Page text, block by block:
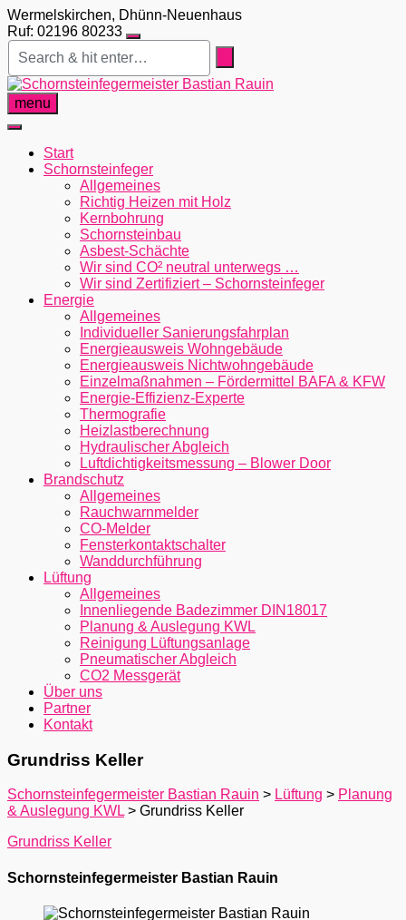
Skip
to
content
Wermelskirchen, Dhünn-Neuenhaus
Ruf: 02196 80233
menu
Start
Schornsteinfeger
Allgemeines
Richtig Heizen mit Holz
Kernbohrung
Schornsteinbau
Asbest-Schächte
Wir sind CO² neutral unterwegs …
Wir sind Zertifiziert – Schornsteinfeger
Energie
Allgemeines
Individueller Sanierungsfahrplan
Energieausweis Wohngebäude
Energieausweis Nichtwohngebäude
Einzelmaßnahmen – Fördermittel BAFA & KFW
Energie-Effizienz-Experte
Thermografie
Heizlastberechnung
Hydraulischer Abgleich
Luftdichtigkeitsmessung – Blower Door
Brandschutz
Allgemeines
Rauchwarnmelder
CO-Melder
Fensterkontaktschalter
Wanddurchführung
Lüftung
Allgemeines
Innenliegende Badezimmer DIN18017
Planung & Auslegung KWL
Reinigung Lüftungsanlage
Pneumatischer Abgleich
CO2 Messgerät
Über uns
Partner
Kontakt
Grundriss Keller
Schornsteinfegermeister Bastian Rauin > Lüftung > Planung
& Auslegung KWL> Grundriss Keller
Grundriss Keller
Schornsteinfegermeister Bastian Rauin